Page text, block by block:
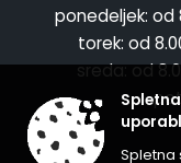
ponedeljek: od
torek: od
sreda:od
Spletna